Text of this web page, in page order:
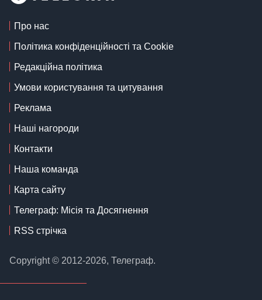
Про нас
Політика конфіденційності та Cookie
Редакційна політика
Умови користування та цитування
Реклама
Наші нагороди
Контакти
Наша команда
Карта сайту
Телеграф: Місія та Досягнення
RSS стрічка
Copyright © 2012-2026, Телеграф.